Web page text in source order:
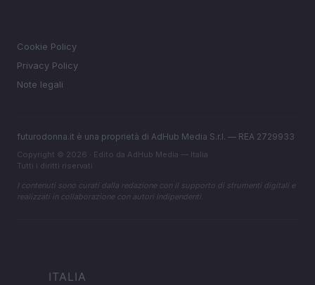
Cookie Policy
Privacy Policy
Note legali
futurodonna.it è una proprietà di AdHub Media S.r.l. — REA 2729933
Copyright © 2026 · Edito da AdHub Media — Italia
Tutti i diritti riservati
I contenuti sono curati dalla redazione con il supporto di strumenti digitali e
realizzati in collaborazione con autori indipendenti.
ITALIA